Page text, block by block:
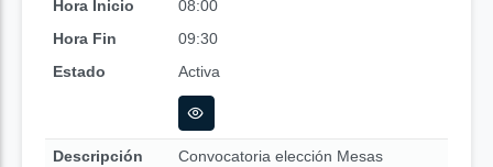
Hora Inicio
08:00
Hora Fin
09:30
Estado
Activa
Descripción
Convocatoria elección Mesas